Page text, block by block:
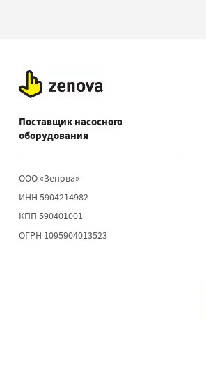
Поставщик насосного
оборудования
ООО «Зенова»
ИНН 5904214982
КПП 590401001
ОГРН 1095904013523